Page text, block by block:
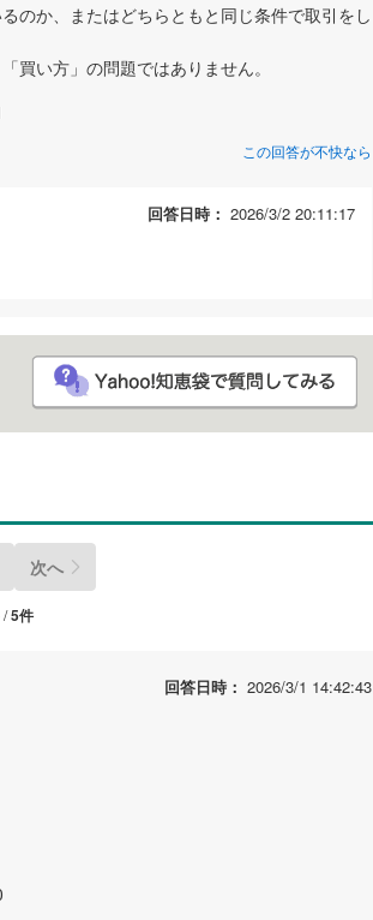
のか、またはどちらともと同じ条件で取引をし
買い方」の問題ではありません。
この回答が不快なら
回答日時： 2026/3/2 20:11:17
次へ
/5件
回答日時： 2026/3/1 14:42:43